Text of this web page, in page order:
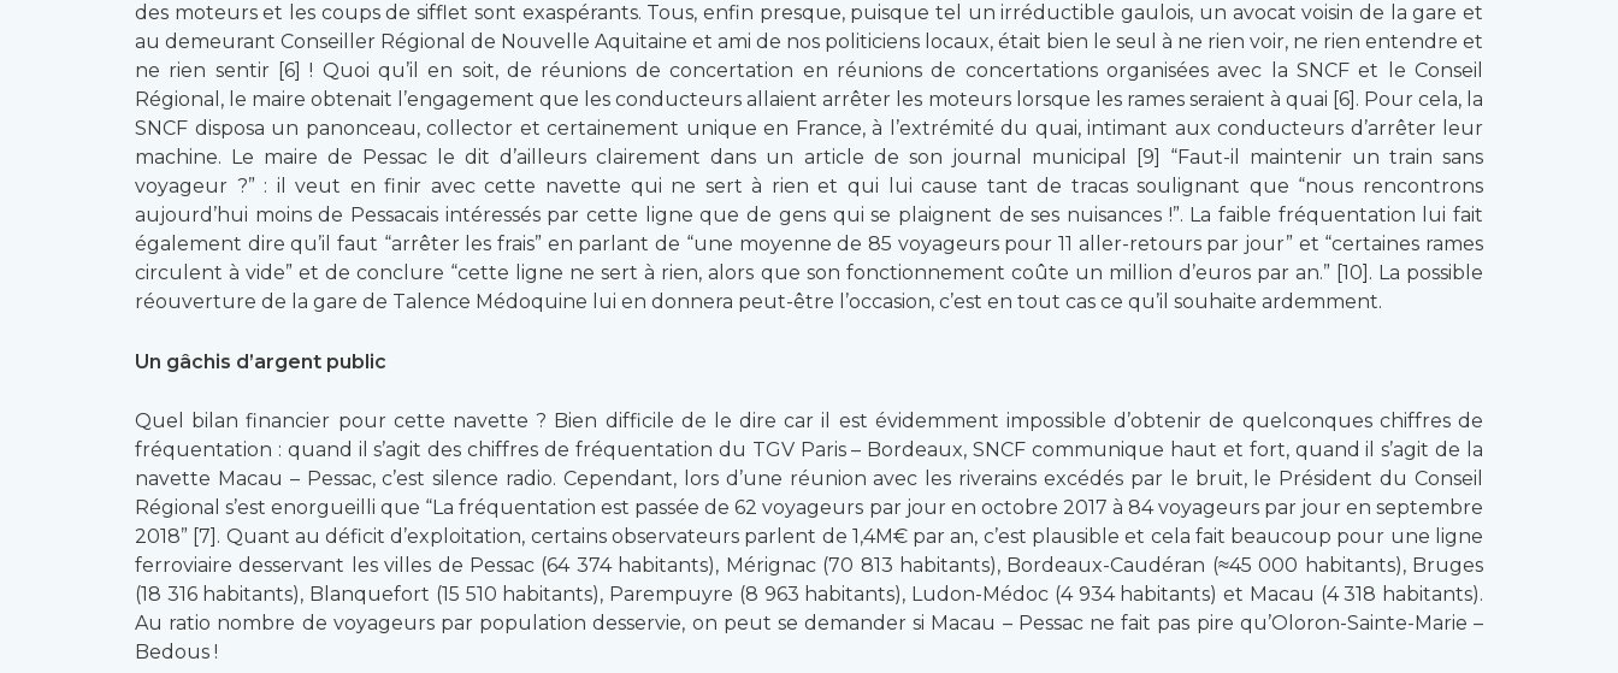
des moteurs et les coups de sifflet sont exaspérants. Tous, enfin presque, puisque tel un irréductible gaulois, un avocat voisin de la gare et
au demeurant Conseiller Régional de Nouvelle Aquitaine et ami de nos politiciens locaux, était bien le seul à ne rien voir, ne rien entendre et
ne rien sentir [6] ! Quoi qu’il en soit, de réunions de concertation en réunions de concertations organisées avec la SNCF et le Conseil
Régional, le maire obtenait l’engagement que les conducteurs allaient arrêter les moteurs lorsque les rames seraient à quai [6]. Pour cela, la
SNCF disposa un panonceau, collector et certainement unique en France, à l’extrémité du quai, intimant aux conducteurs d’arrêter leur
machine. Le maire de Pessac le dit d’ailleurs clairement dans un article de son journal municipal [9] “Faut-il maintenir un train sans
voyageur ?” : il veut en finir avec cette navette qui ne sert à rien et qui lui cause tant de tracas soulignant que “nous rencontrons
aujourd’hui moins de Pessacais intéressés par cette ligne que de gens qui se plaignent de ses nuisances !”. La faible fréquentation lui fait
également dire qu’il faut “arrêter les frais” en parlant de “une moyenne de 85 voyageurs pour 11 aller-retours par jour” et “certaines rames
circulent à vide” et de conclure “cette ligne ne sert à rien, alors que son fonctionnement coûte un million d’euros par an.” [10]. La possible
réouverture de la gare de Talence Médoquine lui en donnera peut-être l’occasion, c’est en tout cas ce qu’il souhaite ardemment.
Un gâchis d’argent public
Quel bilan financier pour cette navette ? Bien difficile de le dire car il est évidemment impossible d’obtenir de quelconques chiffres de
fréquentation : quand il s’agit des chiffres de fréquentation du TGV Paris – Bordeaux, SNCF communique haut et fort, quand il s’agit de la
navette Macau – Pessac, c’est silence radio. Cependant, lors d’une réunion avec les riverains excédés par le bruit, le Président du Conseil
Régional s’est enorgueilli que “La fréquentation est passée de 62 voyageurs par jour en octobre 2017 à 84 voyageurs par jour en septembre
2018” [7]. Quant au déficit d’exploitation, certains observateurs parlent de 1,4M€ par an, c’est plausible et cela fait beaucoup pour une ligne
ferroviaire desservant les villes de Pessac (64 374 habitants), Mérignac (70 813 habitants), Bordeaux-Caudéran (≈45 000 habitants), Bruges
(18 316 habitants), Blanquefort (15 510 habitants), Parempuyre (8 963 habitants), Ludon-Médoc (4 934 habitants) et Macau (4 318 habitants).
Au ratio nombre de voyageurs par population desservie, on peut se demander si Macau – Pessac ne fait pas pire qu’Oloron-Sainte-Marie –
Bedous !